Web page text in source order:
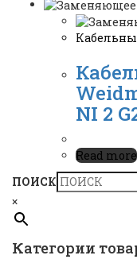
NI 2
Read more
ПОИСК
×
Категории